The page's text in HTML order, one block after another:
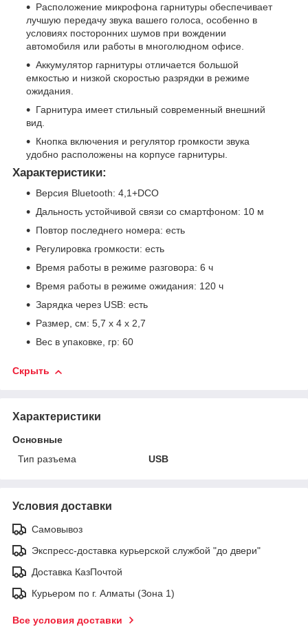
Расположение микрофона гарнитуры обеспечивает
лучшую передачу звука вашего голоса, особенно в
условиях посторонних шумов при вождении
автомобиля или работы в многолюдном офисе.
Аккумулятор гарнитуры отличается большой
емкостью и низкой скоростью разрядки в режиме
ожидания.
Гарнитура имеет стильный современный внешний
вид.
Кнопка включения и регулятор громкости звука
удобно расположены на корпусе гарнитуры.
Характеристики:
Версия Bluetooth: 4,1+DCO
Дальность устойчивой связи со смартфоном: 10 м
Повтор последнего номера: есть
Регулировка громкости: есть
Время работы в режиме разговора: 6 ч
Время работы в режиме ожидания: 120 ч
Зарядка через USB: есть
Размер, см: 5,7 х 4 х 2,7
Вес в упаковке, гр: 60
Скрыть
Характеристики
Основные
Тип разъема
USB
Условия доставки
Самовывоз
Экспресс-доставка курьерской службой "до двери"
Доставка КазПочтой
Курьером по г. Алматы (Зона 1)
Все условия доставки